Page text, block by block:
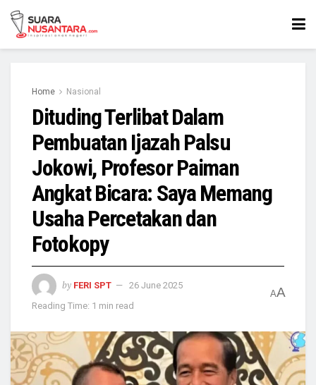
Home Nasional
Dituding Terlibat Dalam
Pembuatan Ijazah Palsu
Jokowi, Profesor Paiman
Angkat Bicara: Saya Memang
Usaha Percetakan dan
Fotokopy
by FERI SPT
26 June 2025
Reading Time: 1 min read
AA